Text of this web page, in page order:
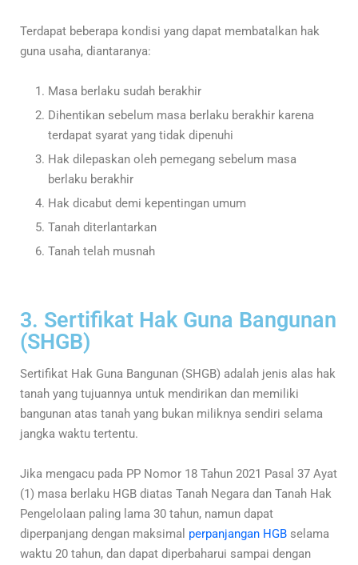
Terdapat beberapa kondisi yang dapat membatalkan hak
guna usaha, diantaranya:
Masa berlaku sudah berakhir
Dihentikan sebelum masa berlaku berakhir karena
terdapat syarat yang tidak dipenuhi
Hak dilepaskan oleh pemegang sebelum masa
berlaku berakhir
Hak dicabut demi kepentingan umum
Tanah diterlantarkan
Tanah telah musnah
3. Sertifikat Hak Guna Bangunan
(SHGB)
Sertifikat Hak Guna Bangunan (SHGB) adalah jenis alas hak
tanah yang tujuannya untuk mendirikan dan memiliki
bangunan atas tanah yang bukan miliknya sendiri selama
jangka waktu tertentu.
Jika mengacu pada PP Nomor 18 Tahun 2021 Pasal 37 Ayat
(1) masa berlaku HGB diatas Tanah Negara dan Tanah Hak
Pengelolaan paling lama 30 tahun, namun dapat
diperpanjang dengan maksimal perpanjangan HGB selama
waktu 20 tahun, dan dapat diperbaharui sampai dengan